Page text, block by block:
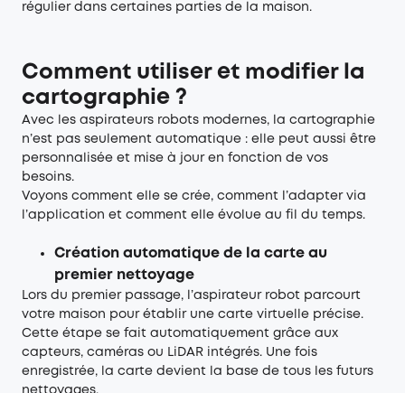
régulier dans certaines parties de la maison.
Comment utiliser et modifier la
cartographie ?
Avec les aspirateurs robots modernes, la cartographie
n’est pas seulement automatique : elle peut aussi être
personnalisée et mise à jour en fonction de vos
besoins.
Voyons comment elle se crée, comment l’adapter via
l’application et comment elle évolue au fil du temps.
Création automatique de la carte au
premier nettoyage
Lors du premier passage, l’aspirateur robot parcourt
votre maison pour établir une carte virtuelle précise.
Cette étape se fait automatiquement grâce aux
capteurs, caméras ou LiDAR intégrés. Une fois
enregistrée, la carte devient la base de tous les futurs
nettoyages.